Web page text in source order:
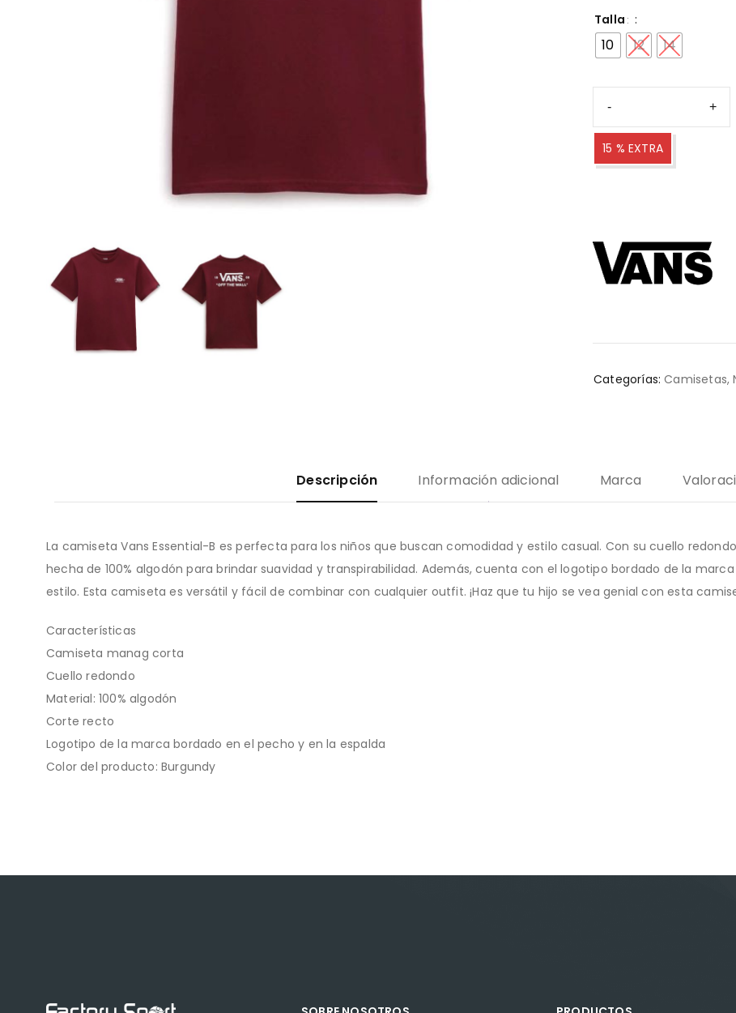
Talla
10 12 14
15 % EXTRA
Categorías: Camisetas,
Descripción Información adicional Marca
La camiseta Vans Essential-B es perfecta para los niños que buscan comodidad y estilo casual. Con su cuello
hecha de 100% algodón para brindar suavidad y transpirabilidad. Además, cuenta con el logotipo bordado de la
estilo. Esta camiseta es versátil y fácil de combinar con cualquier outfit. ¡Haz que tu hijo se vea genial con esta
Características
Camiseta manag corta
Cuello redondo
Material: 100% algodón
Corte recto
Logotipo de la marca bordado en el pecho y en la espalda
Color del producto: Burgundy